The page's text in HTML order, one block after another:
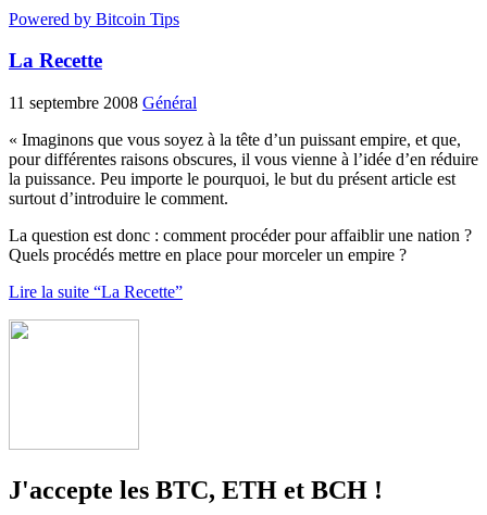
Powered by Bitcoin Tips
La Recette
11 septembre 2008 Général
« Imaginons que vous soyez à la tête d’un puissant empire, et que,
pour différentes raisons obscures, il vous vienne à l’idée d’en réduire
la puissance. Peu importe le pourquoi, le but du présent article est
surtout d’introduire le comment.
La question est donc : comment procéder pour affaiblir une nation ?
Quels procédés mettre en place pour morceler un empire ?
Lire la suite “La Recette”
J'accepte les BTC, ETH et BCH !